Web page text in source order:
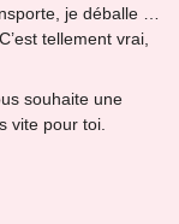
je déballe …
tellement vrai,
souhaite une
vite pour toi.